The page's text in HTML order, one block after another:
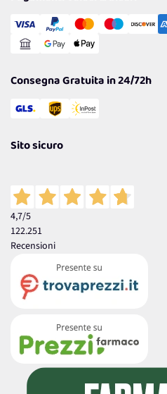
Gestisci Cookie
Reso Facile e Veloce
Consegna Gratuita in 24/72h
Sito sicuro
4,7/5
122.251
Recensioni